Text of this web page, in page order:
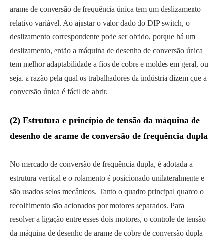
arame de conversão de frequência única tem um deslizamento
relativo variável. Ao ajustar o valor dado do DIP switch, o
deslizamento correspondente pode ser obtido, porque há um
deslizamento, então a máquina de desenho de conversão única
tem melhor adaptabilidade a fios de cobre e moldes em geral, ou
seja, a razão pela qual os trabalhadores da indústria dizem que a
conversão única é fácil de abrir.
(2) Estrutura e princípio de tensão da máquina de
desenho de arame de conversão de frequência dupla
No mercado de conversão de frequência dupla, é adotada a
estrutura vertical e o rolamento é posicionado unilateralmente e
são usados selos mecânicos. Tanto o quadro principal quanto o
recolhimento são acionados por motores separados. Para
resolver a ligação entre esses dois motores, o controle de tensão
da máquina de desenho de arame de cobre de conversão dupla